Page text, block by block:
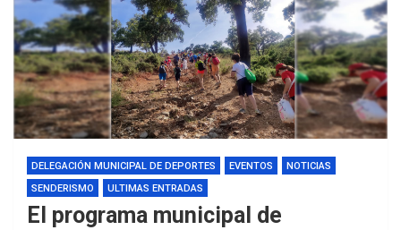
DELEGACIÓN MUNICIPAL DE DEPORTES EVENTOS
NOTICIAS
SENDERISMO
ULTIMAS ENTRADAS
El programa municipal de